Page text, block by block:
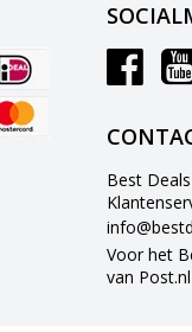
Best
Voor het
van